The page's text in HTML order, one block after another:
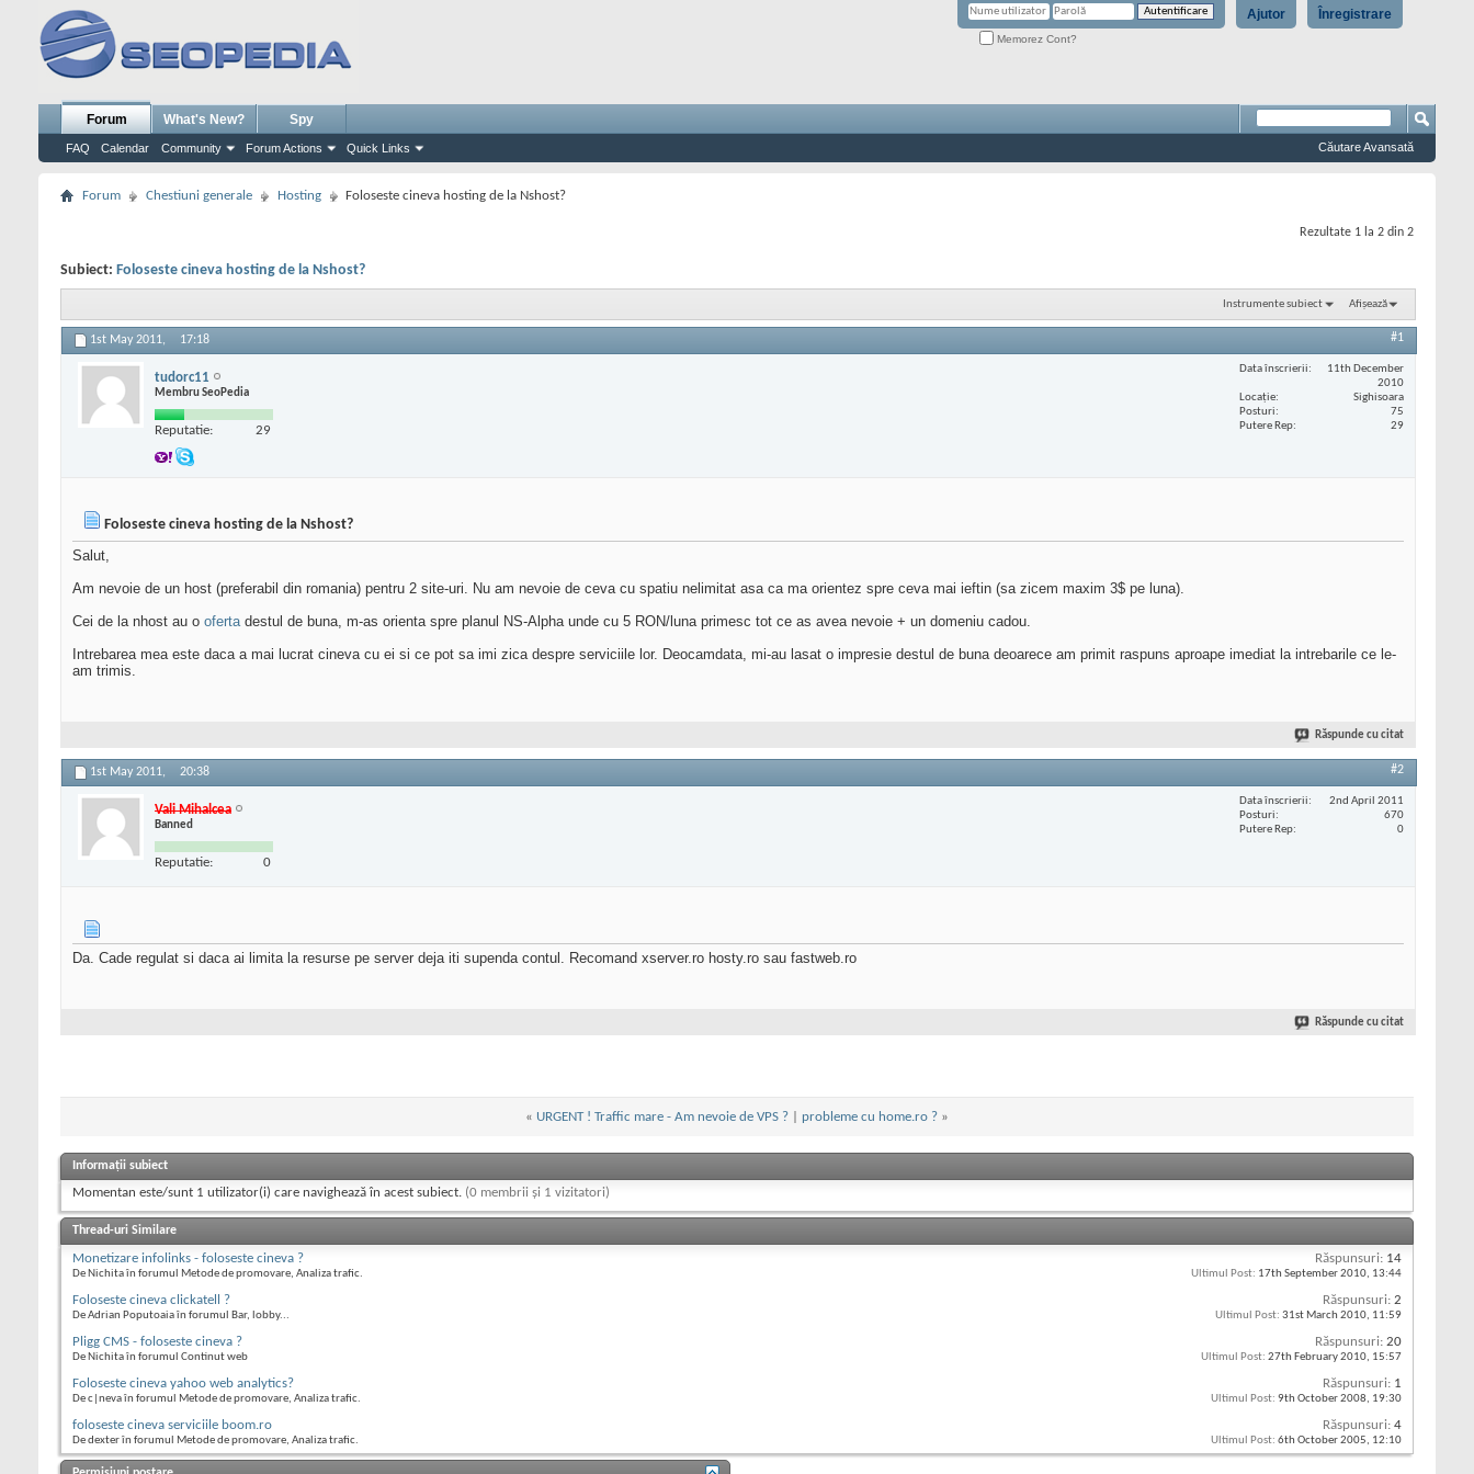
Înregistrare
Ajutor
Memorez Cont?
Forum
FAQ Calendar Community Forum Actions Quick Links
What's New? Spy
Căutare Avansată
Forum Chestiuni generale Hosting Foloseste cineva hosting de la Nshost?
Rezultate 1 la 2 din 2
Subiect: Foloseste cineva hosting de la Nshost?
Instrumente subiect Afișează
1st May 2011, 17:18 #1
tudorc11
Membru SeoPedia
Reputatie: 29
Data înscrierii
11th December
2010
Locaţie
Sighisoara
Posturi
75
Putere Rep
29
Foloseste cineva hosting de la Nshost?
Salut,
Am nevoie de un host (preferabil din romania) pentru 2 site-uri. Nu am nevoie de ceva cu spatiu nelimitat asa ca ma orientez spre ceva mai ieftin (sa zicem maxim 3$ pe luna).
Cei de la nhost au o ofertadestul de buna, m-as orienta spre planul NS-Alpha unde cu 5 RON/luna primesc tot ce as avea nevoie + un domeniu cadou.
Intrebarea mea este daca a mai lucrat cineva cu ei si ce pot sa imi zica despre serviciile lor. Deocamdata, mi-au lasat o impresie destul de buna deoarece am primit raspuns aproape imediat la intrebarile ce le-
am trimis.
Răspunde cu citat
1st May 2011, 20:38 #2
Vali Mihalcea
Banned
Reputatie: 0
Data înscrierii
2nd April 2011
Posturi
670
Putere Rep
0
Da. Cade regulat si daca ai limita la resurse pe server deja iti supenda contul. Recomand xserver.ro hosty.ro sau fastweb.ro
Răspunde cu citat
« URGENT ! Traffic mare - Am nevoie de VPS ? probleme cu home.ro ? »
Informații subiect
Momentan este/sunt 1 utilizator(i) care navighează în acest subiect. (0 membrii și 1 vizitatori)
Thread-uri Similare
Monetizare infolinks - foloseste cineva ?
De Nichita în forumul Metode de promovare, Analiza trafic.
Răspunsuri: 14
Ultimul Post: 17th September 2010, 13:44
Foloseste cineva clickatell ?
De Adrian Poputoaia în forumul Bar, lobby...
Răspunsuri: 2
Ultimul Post: 31st March 2010, 11:59
Pligg CMS - foloseste cineva ?
De Nichita în forumul Continut web
Răspunsuri: 20
Ultimul Post: 27th February 2010, 15:57
Foloseste cineva yahoo web analytics?
De c|neva în forumul Metode de promovare, Analiza trafic.
Răspunsuri: 1
Ultimul Post: 9th October 2008, 19:30
foloseste cineva serviciile boom.ro
De dexter în forumul Metode de promovare, Analiza trafic.
Răspunsuri: 4
Ultimul Post: 6th October 2005, 12:10